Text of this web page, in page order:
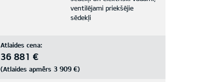
ventilējami priekšējie
sēdekļi
Atlaides cena:
36 881 €
(Atlaides apmērs 3 909 €)